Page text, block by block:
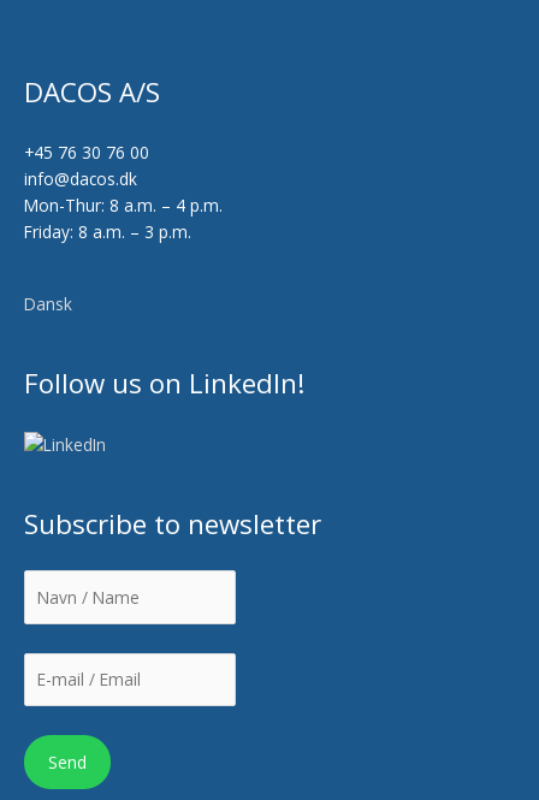
DACOS A/S
+45 76 30 76 00
info@dacos.dk
Mon-Thur: 8 a.m. – 4 p.m.
Friday: 8 a.m. – 3 p.m.
Dansk
Follow us on LinkedIn!
Subscribe to newsletter